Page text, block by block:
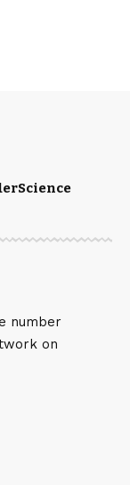
Science
number
on